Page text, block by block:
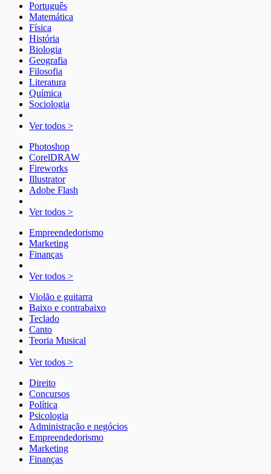
Português
Matemática
Física
História
Biologia
Geografia
Filosofia
Literatura
Química
Sociologia
Ver todos >
Photoshop
CorelDRAW
Fireworks
Illustrator
Adobe Flash
Ver todos >
Empreendedorismo
Marketing
Finanças
Ver todos >
Violão e guitarra
Baixo e contrabaixo
Teclado
Canto
Teoria Musical
Ver todos >
Direito
Concursos
Política
Psicologia
Administração e negócios
Empreendedorismo
Marketing
Finanças